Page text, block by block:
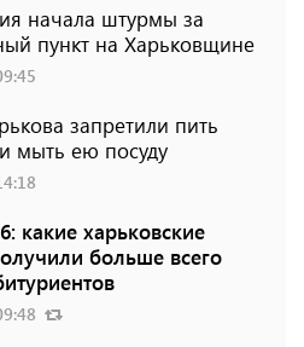
начала штурмы за
пункт на Харьковщине
запретили пить
мыть ею посуду
какие харьковские
больше всего